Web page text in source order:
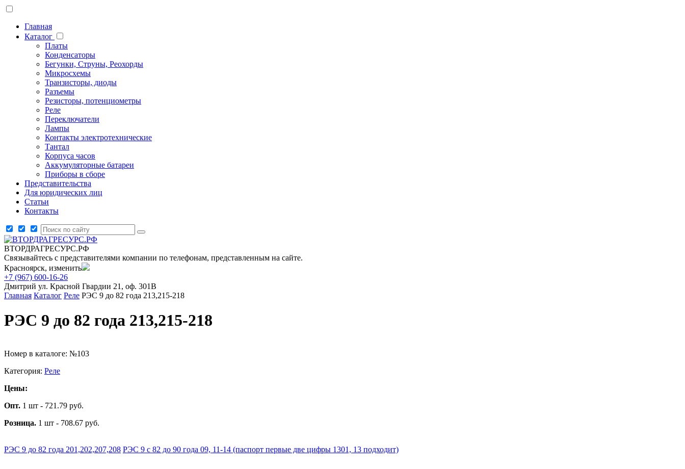
Главная
Каталог
Платы
Конденсаторы
Бегунки, Струны, Реохорды
Микросхемы
Транзисторы, диоды
Разъемы
Резисторы, потенциометры
Реле
Переключатели
Лампы
Контакты электротехнические
Тантал
Корпуса часов
Аккумуляторные батареи
Приборы в сборе
Представительства
Для юридических лиц
Статьи
Контакты
ВТОРДРАГРЕСУРС.РФ
Связывайтесь с представителями компании по телефонам, представленным на сайте.
Красноярск, изменить
+7 (967) 600-16-26
Дмитрий ул. Красной Гвардии 21, оф. 301В
Главная Каталог Реле РЭС 9 до 82 года 213,215-218
РЭС 9 до 82 года 213,215-218
Номер в каталоге: №103
Категория: Реле
Цены:
Опт. 1 шт - 721.79 руб.
Розница. 1 шт - 708.67 руб.
РЭС 9 до 82 года 201,202,207,208 РЭС 9 с 82 до 90 года 09, 11-14 (паспорт первые две цифры 1301, 13 подходит)